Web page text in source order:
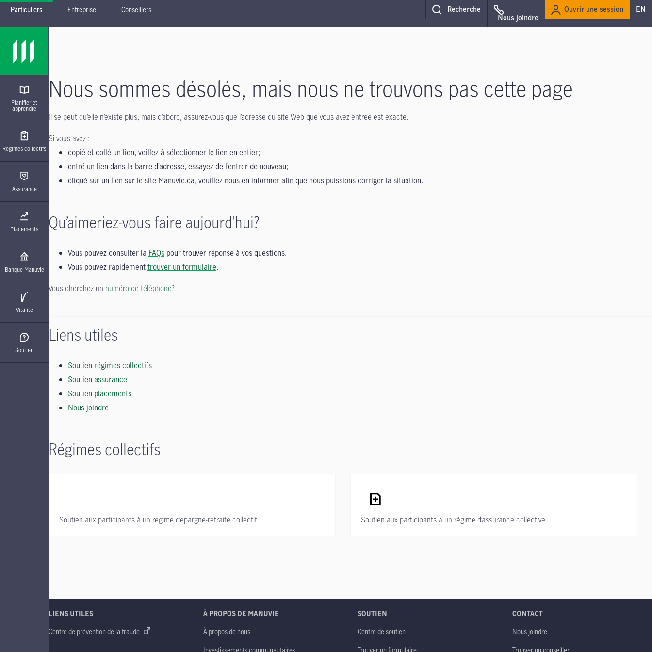
Passer à la navigation principale
Passer au contenu principal
Passer au pied de page
Particuliers Entreprise Conseillers
Recherche
Nous joindre
Ouvrir une session EN
Planifier et
apprendre
Régimes collectifs
Assurance
Placements
Banque Manuvie
Vitalité
Soutien
Nous sommes désolés, mais nous ne trouvons pas cette page
Il se peut qu’elle n’existe plus, mais d’abord, assurez-vous que l’adresse du site Web que vous avez entrée est exacte.
Si vous avez :
copié et collé un lien, veillez à sélectionner le lien en entier;
entré un lien dans la barre d’adresse, essayez de l’entrer de nouveau;
cliqué sur un lien sur le site Manuvie.ca, veuillez nous en informer afin que nous puissions corriger la situation.
Qu’aimeriez-vous faire aujourd’hui?
Vous pouvez consulter la FAQs pour trouver réponse à vos questions.
Vous pouvez rapidementtrouver un formulaire.
Vous cherchez un numéro de téléphone?
Liens utiles
Soutien régimes collectifs
Soutien assurance
Soutien placements
Nous joindre
Régimes collectifs
Soutien aux participants à un régime d’épargne-retraite collectif Soutien aux participants à un régime d’assurance collective
LIENS UTILES
Centre de prévention de la fraude
À PROPOS DE MANUVIE
À propos de nous
Investissements communautaires
SOUTIEN
Centre de soutien
Trouver un formulaire
CONTACT
Nous joindre
Trouver un conseiller